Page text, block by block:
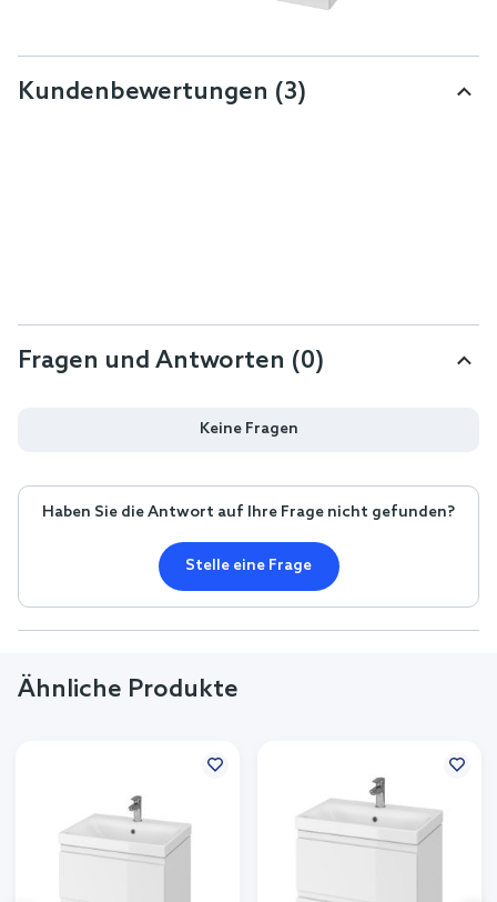
Kundenbewertungen (3)
Fragen und Antworten (0)
Keine Fragen
Haben Sie die Antwort auf Ihre Frage nicht gefunden?
Stelle eine Frage
Ähnliche Produkte